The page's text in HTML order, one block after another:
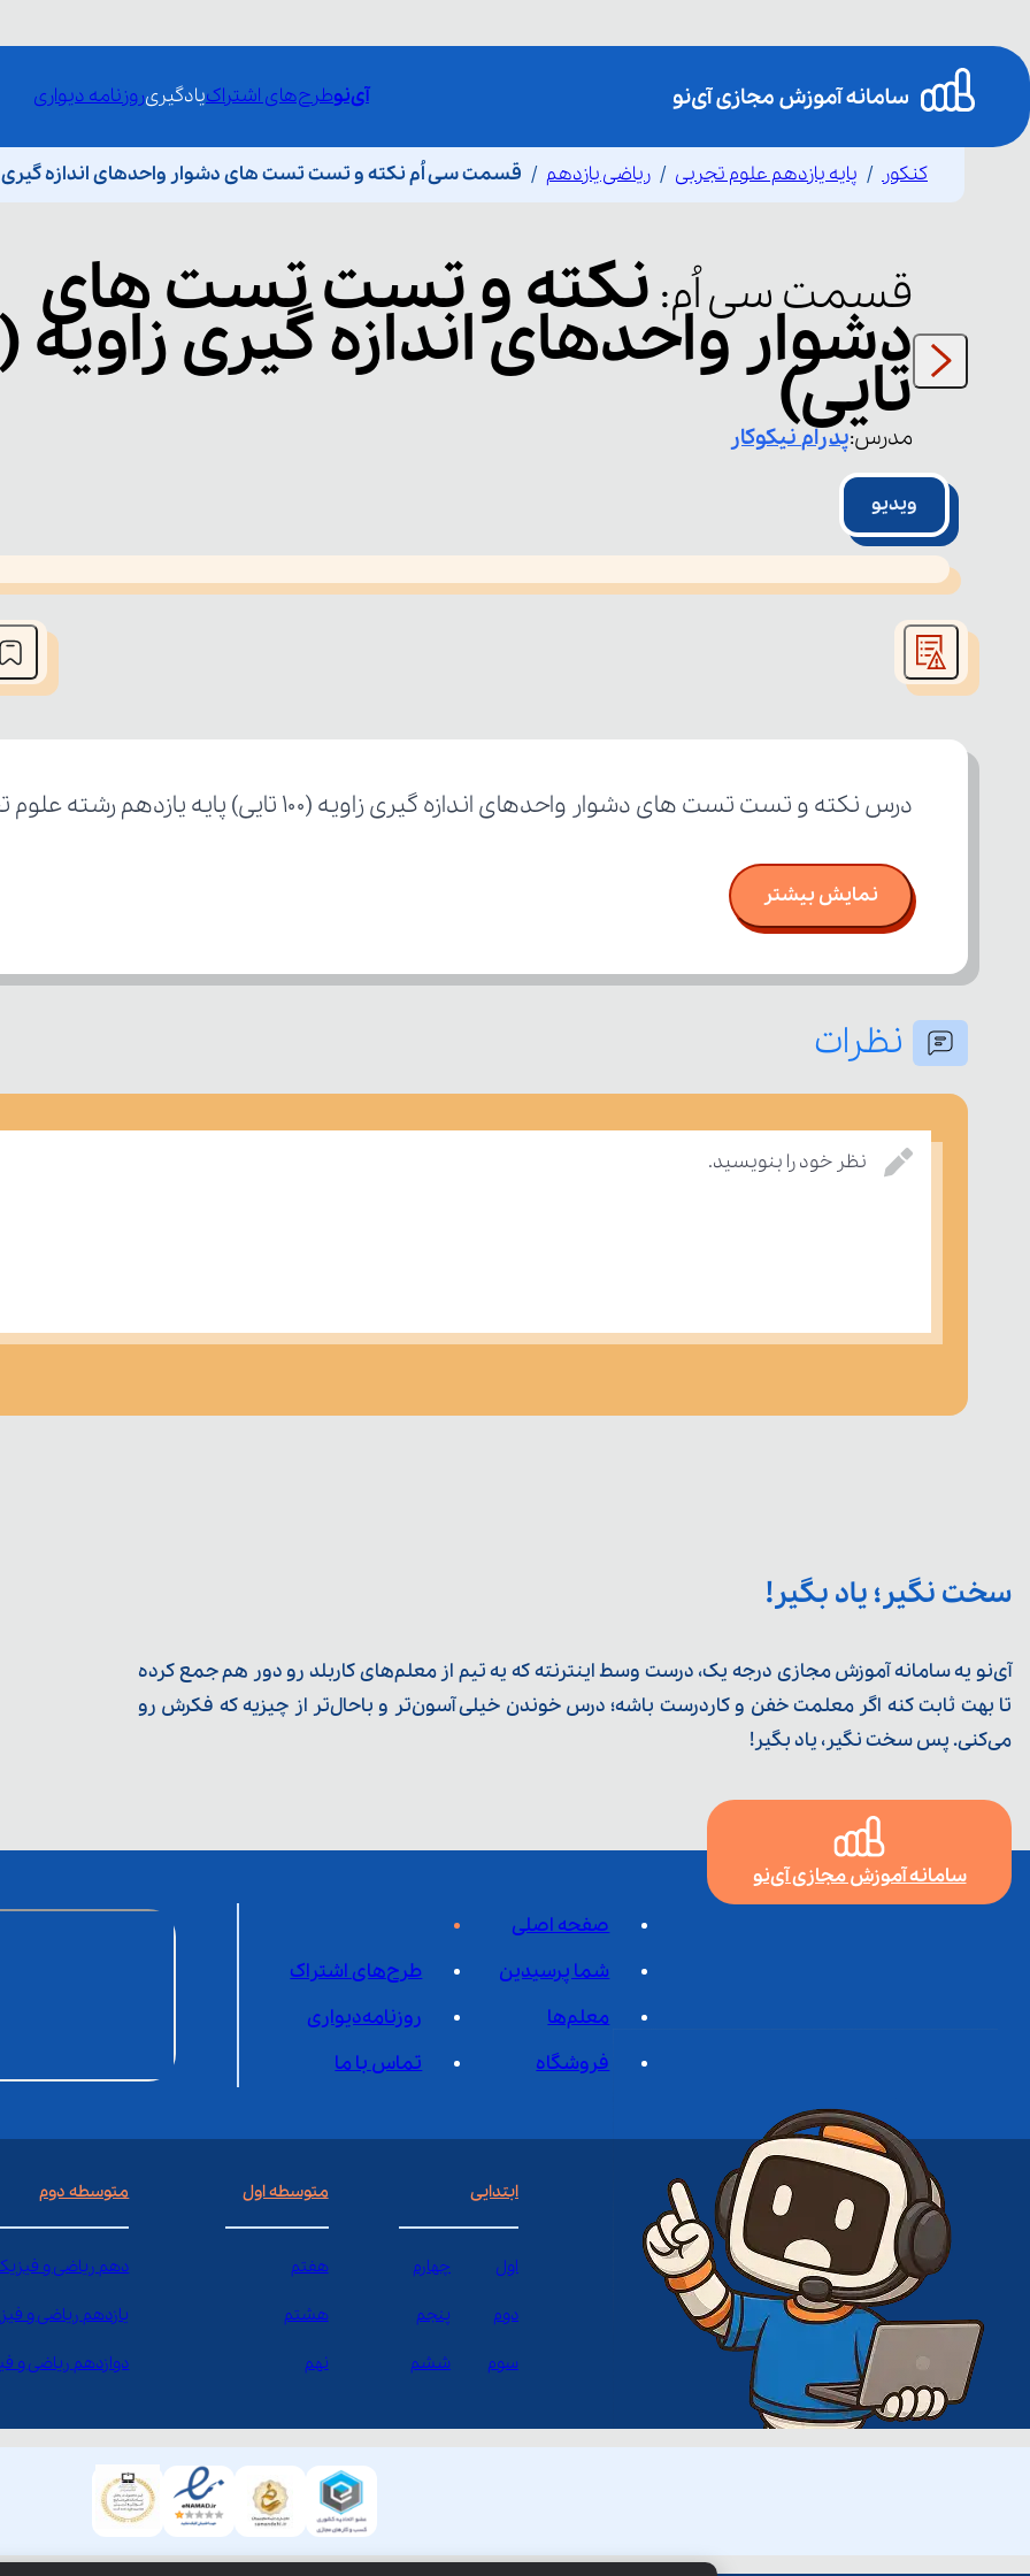
آی‌نوطرح‌های اشتراکیادگیریروزنامه دیواری
کنکور پایه یازدهم علوم تجربی ریاضی یازدهم قسمت سی اُم نکته و تست تست های دشوار واحدهای اندازه گیری زاویه
قسمت سی اُم: نکته و تست تست های
تایی)
مدرس:پدرامنیکوکار
ویدیو
This
is
window.
درس نکته و تست تست های دشوار واحدهای اندازه گیری زاویه (۱۰۰ تایی) پایه یازدهم رشته علوم تجربی
نمایش بیشتر
نظرات
نظر خود را بنویسید.
سخت نگیر؛ یاد بگیر!
آی‌نو یه سامانه آموزش مجازی درجه یک، درست وسط اینترنته که یه تیم از معلم‌‌های کاربلد رو دور هم جمع کرده
تا بهت ثابت کنه اگر معلمت خفن و کاردرست باشه؛ درس خوندن خیلی آسون‌تر و باحال‌تر از چیزیه که فکرش رو
می‌کنی. پس سخت نگیر، یاد بگیر!
سامانه آموزش مجازی آی‌نو
صفحه اصلی
شما پرسیدین
طرح‌های اشتراک
معلم‌ها
روزنامه‌دیواری
فروشگاه
تماس با ما
ابتدایی
اول چهارم
دوم پنجم
سوم ششم
متوسطه اول
هفتم
هشتم
نهم
متوسطه دوم
دهم ریاضی و
یازدهم ریاضی و
دوازدهم ریاضی و